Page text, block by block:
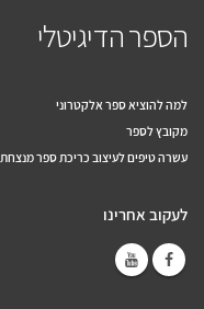
הספר הדיגיטלי
למה להוציא ספר אלקטרוני
מקובץ לספר
עשרה טיפים לעיצוב כריכת ספר מנצחת
לעקוב אחרינו